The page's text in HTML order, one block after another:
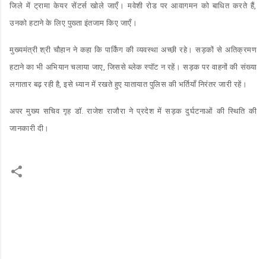
जिले में ट्रामा केयर सेंटर्स खोले जाएँ। मवेशी रोड पर आवागमन को बाधित करते हैं,
उनको हटाने के लिए पुख्ता इंतजाम किए जाएँ।
मुख्यमंत्री श्री चौहान ने कहा कि पार्किंग की व्यवस्था अच्छी रहे। सड़कों से अतिक्रमण
हटाने का भी अभियान चलाया जाए, जिससे ब्लेक स्पॉट न रहें। सड़क पर वाहनों की संख्या
लगातार बढ़ रही है, इसे ध्यान में रखते हुए यातायात पुलिस की भर्तियाँ निरंतर जारी रहें।
अपर मुख्य सचिव गृह डॉ. राजेश राजौरा ने प्रदेश में सड़क दुर्घटनाओं की स्थिति की
जानकारी दी।